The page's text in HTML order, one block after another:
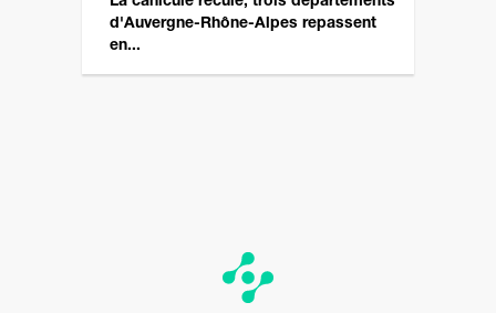
d'Auvergne-Rhône-Alpes repassent
en...